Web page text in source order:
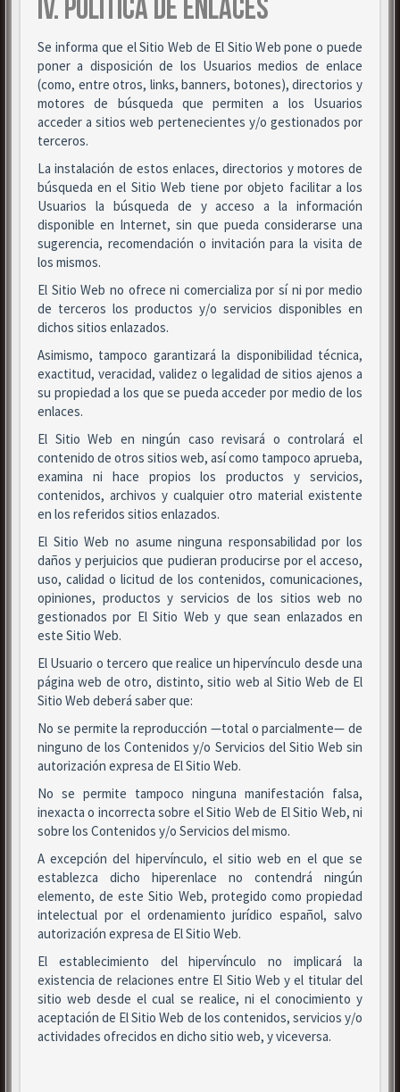
IV. POLÍTICA DE ENLACES
Se informa que el Sitio Web de El Sitio Web pone o puede
poner a disposición de los Usuarios medios de enlace
(como, entre otros, links, banners, botones), directorios y
motores de búsqueda que permiten a los Usuarios
acceder a sitios web pertenecientes y/o gestionados por
terceros.
La instalación de estos enlaces, directorios y motores de
búsqueda en el Sitio Web tiene por objeto facilitar a los
Usuarios la búsqueda de y acceso a la información
disponible en Internet, sin que pueda considerarse una
sugerencia, recomendación o invitación para la visita de
los mismos.
El Sitio Web no ofrece ni comercializa por sí ni por medio
de terceros los productos y/o servicios disponibles en
dichos sitios enlazados.
Asimismo, tampoco garantizará la disponibilidad técnica,
exactitud, veracidad, validez o legalidad de sitios ajenos a
su propiedad a los que se pueda acceder por medio de los
enlaces.
El Sitio Web en ningún caso revisará o controlará el
contenido de otros sitios web, así como tampoco aprueba,
examina ni hace propios los productos y servicios,
contenidos, archivos y cualquier otro material existente
en los referidos sitios enlazados.
El Sitio Web no asume ninguna responsabilidad por los
daños y perjuicios que pudieran producirse por el acceso,
uso, calidad o licitud de los contenidos, comunicaciones,
opiniones, productos y servicios de los sitios web no
gestionados por El Sitio Web y que sean enlazados en
este Sitio Web.
El Usuario o tercero que realice un hipervínculo desde una
página web de otro, distinto, sitio web al Sitio Web de El
Sitio Web deberá saber que:
No se permite la reproducción —total o parcialmente— de
ninguno de los Contenidos y/o Servicios del Sitio Web sin
autorización expresa de El Sitio Web.
No se permite tampoco ninguna manifestación falsa,
inexacta o incorrecta sobre el Sitio Web de El Sitio Web, ni
sobre los Contenidos y/o Servicios del mismo.
A excepción del hipervínculo, el sitio web en el que se
establezca dicho hiperenlace no contendrá ningún
elemento, de este Sitio Web, protegido como propiedad
intelectual por el ordenamiento jurídico español, salvo
autorización expresa de El Sitio Web.
El establecimiento del hipervínculo no implicará la
existencia de relaciones entre El Sitio Web y el titular del
sitio web desde el cual se realice, ni el conocimiento y
aceptación de El Sitio Web de los contenidos, servicios y/o
actividades ofrecidos en dicho sitio web, y viceversa.